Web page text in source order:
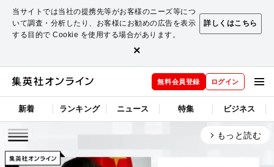
当サイトでは当社の提携先等がお客様のニーズ等につ
いて調査・分析したり、お客様にお勧めの広告を表示
する目的で Cookie を使用する場合があります。
詳しくはこちら
×
無料会員登録 ログイン
新着 ランキング ニュース 特集 ビジネス
arrow_forward_ios もっと読む